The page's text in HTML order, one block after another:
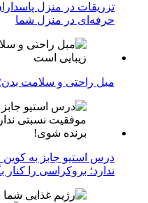
تزریقات در منزل
حرفه‌ای در منزل شما
مبل راحتی و سلامت بدن؛
درس استیو جابز به
ندارد؛ بروکراسی را کنار